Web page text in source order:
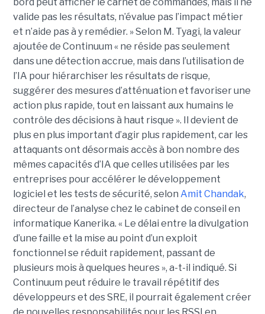
valide pas les résultats, n’évalue pas l’impact métier
et n’aide pas à y remédier. »Selon M. Tyagi, la valeur
ajoutée de Continuum « ne réside pas seulement
dans une détection accrue, mais dans l’utilisation de
l’IA pour hiérarchiser les résultats de risque,
suggérer des mesures d’atténuation et favoriser une
action plus rapide, tout en laissant aux humains le
contrôle des décisions à haut risque ». Il devient de
plus en plus important d’agir plus rapidement, car les
attaquants ont désormais accès à bon nombre des
mêmes capacités d’IA que celles utilisées par les
entreprises pour accélérer le développement
logiciel et les tests de sécurité, selon Amit Chandak,
directeur de l’analyse chez le cabinet de conseil en
informatique Kanerika. « Le délai entre la divulgation
d’une faille et la mise au point d’un exploit
fonctionnel se réduit rapidement, passant de
plusieurs mois à quelques heures », a-t-il indiqué. Si
Continuum peut réduire le travail répétitif des
développeurs et des SRE, il pourrait également créer